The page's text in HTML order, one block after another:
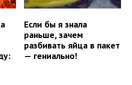
Если бы я знала
раньше, зачем
разбивать яйца в пакет
— гениально!